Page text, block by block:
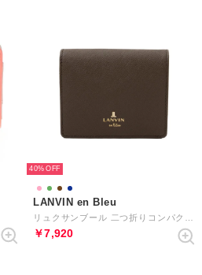
40%
LANVIN en Bleu
￥7,920